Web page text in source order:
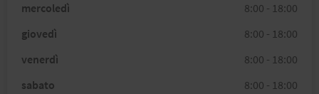
mercoledì
8:00 - 18:00
giovedì
8:00 - 18:00
venerdì
8:00 - 18:00
sabato
8:00 - 18:00